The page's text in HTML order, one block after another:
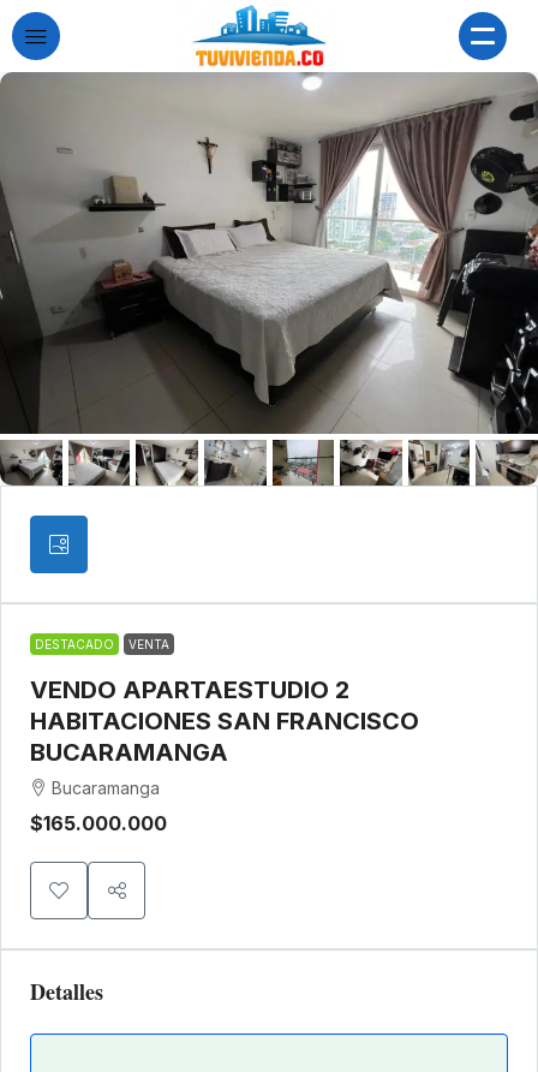
DESTACADO VENTA
VENDO APARTAESTUDIO 2
HABITACIONES SAN FRANCISCO
BUCARAMANGA
Bucaramanga
$165.000.000
Detalles